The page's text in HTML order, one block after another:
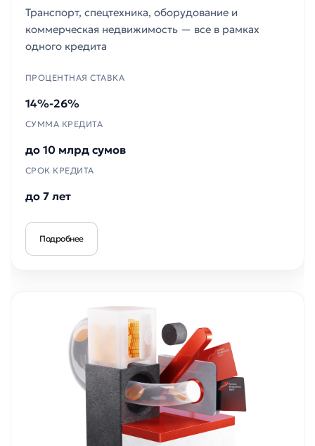
Оцените качество обслуживания
Транспорт, спецтехника, оборудование и
коммерческая недвижимость — все в рамках
одного кредита
ПРОЦЕНТНАЯ СТАВКА
14%-26%
СУММА КРЕДИТА
до 10 млрд сумов
СРОК КРЕДИТА
до 7 лет
Подробнее